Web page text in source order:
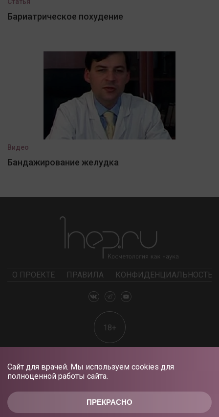
ПРЕКРАСНО
Сайт для врачей. Мы используем cookies для
полноценной работы сайта.
Статья
Бариатрическое похудение
Видео
Бандажирование желудка
О ПРОЕКТЕ ПРАВИЛА КОНФИДЕНЦИАЛЬНОСТЬ
18+